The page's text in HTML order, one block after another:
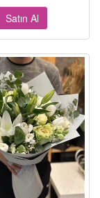
Satın Al